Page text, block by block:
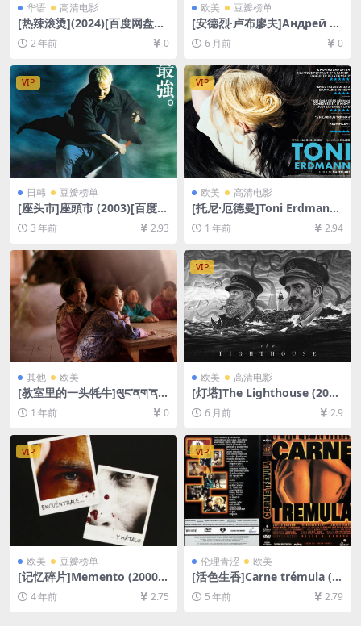
华语 高清电影
[热辣滚烫](2024)[百度网盘
+夸克网盘1080P超清未删减
资源][网盘在线播放/下载][MP
4/6.5GB][中文字幕]
2 年前 0
欧美 豆瓣榜单
[安德烈·卢布廖夫]Андрей Ру
блёв (1966)[百度网盘+夸克
网盘1080P超清未删减资源]
[网盘在线播放/下载][MP4/13
GB][中文字幕]
6 月前 0
VIP
日韩 豆瓣榜单
[座头市]座頭市 (2003)[百度网
盘+夸克网盘1080P超清未删
减资源][网盘在线播放/下载]
[MP4/7.3GB][中文字幕]
3 年前 2.93
VIP
欧美 高清电影
[托尼·厄德曼]Toni Erdmann
(2016)[百度网盘+夸克网盘10
80P超清未删减资源][网盘在
线播放/下载][MP4/10GB][中
文字幕]
1 年前 2.94
其他 欧美
[教室里的一头牦牛]ལུང་ནག་ན།
(2019)[百度网盘+夸克网盘10
80P超清未删减资源][网盘在
字幕]
1 年前 0
VIP
欧美 高清电影
[灯塔]The Lighthouse (201
9)[百度网盘+夸克网盘1080P
超清未删减资源][网盘在线播
幕]
6 月前 2.9
VIP
欧美 豆瓣榜单
[记忆碎片]Memento (2000)
[百度网盘+迅雷云盘资源1080
P超清未删减][MP4/7.3GB][中
4 年前 2.75
VIP
伦理青涩 欧美
[活色生香]Carne trémula (1
997)[百度网盘+迅雷云盘资源
1080P超清][MP4/6.3GB][原
5 年前 2.79